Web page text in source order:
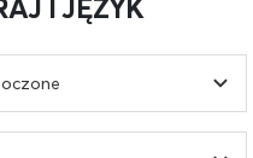
I JĘZYK